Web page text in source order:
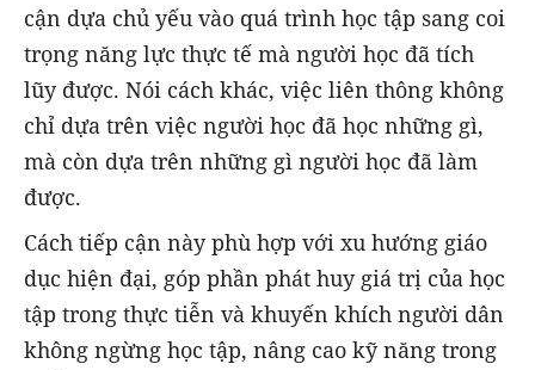
cận dựa chủ yếu vào quá trình học tập sang coi
trọng năng lực thực tế mà người học đã tích
lũy được. Nói cách khác, việc liên thông không
chỉ dựa trên việc người học đã học những gì,
mà còn dựa trên những gì người học đã làm
được.
Cách tiếp cận này phù hợp với xu hướng giáo
dục hiện đại, góp phần phát huy giá trị của học
tập trong thực tiễn và khuyến khích người dân
không ngừng học tập, nâng cao kỹ năng trong